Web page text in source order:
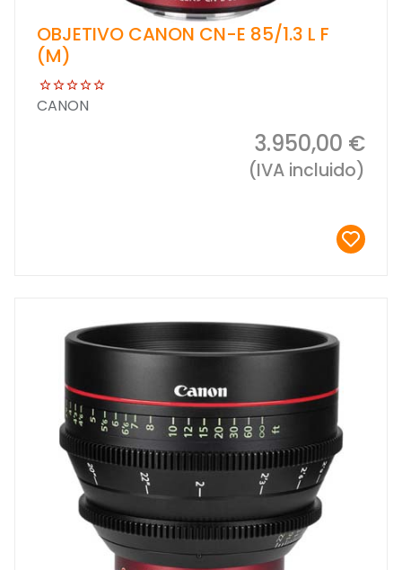
OBJETIVO CANON CN-E 85/1.3 L F
(M)
CANON
3.950,00 €
(IVA incluido)